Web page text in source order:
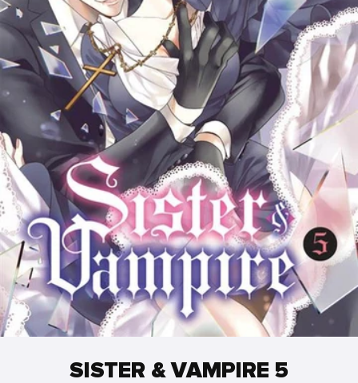
SISTER & VAMPIRE 5